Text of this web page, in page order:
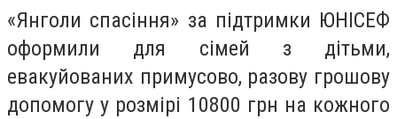
«Янголи спасіння» за підтримки ЮНІСЕФ
оформили для сімей з дітьми,
евакуйованих примусово, разову грошову
допомогу у розмірі 10800 грн на кожного